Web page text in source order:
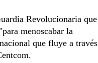
Revolucionaria que
menoscabar la
que fluye a través